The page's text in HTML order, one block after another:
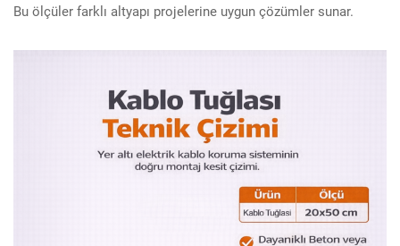
Bu ölçüler farklı altyapı projelerine uygun çözümler sunar.